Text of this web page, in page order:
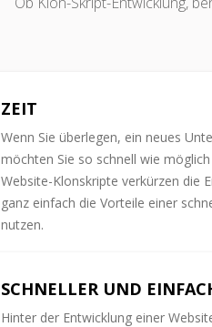
ZEIT
Wenn Sie überlegen, ein neues
möchten Sie so schnell wie
Website-Klonskripte verkürzen die
ganz einfach die Vorteile einer
nutzen.
SCHNELLER UND
Hinter der Entwicklung einer